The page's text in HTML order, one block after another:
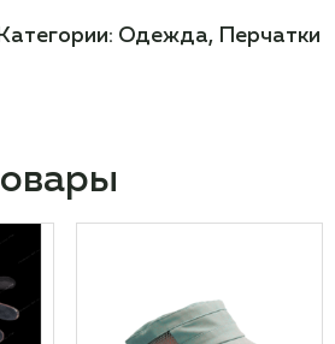
Категории: Одежда,
Перчатки